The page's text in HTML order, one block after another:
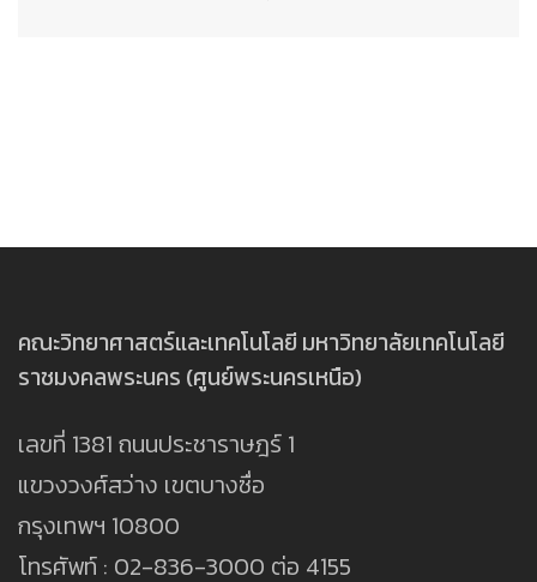
คณะวิทยาศาสตร์และเทคโนโลยี มหาวิทยาลัยเทคโนโลยี
ราชมงคลพระนคร (ศูนย์พระนครเหนือ)
เลขที่ 1381 ถนนประชาราษฎร์ 1
แขวงวงศ์สว่าง เขตบางซื่อ
กรุงเทพฯ 10800
โทรศัพท์ : 02-836-3000 ต่อ 4155